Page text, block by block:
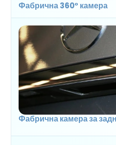
Фабрична 360° камера
Фабрична камера за